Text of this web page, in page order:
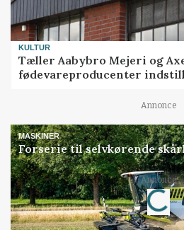
KULTUR
Tæller Aabybro Mejeri og
fødevareproducenter
Annonce
MASKINER
Forserie til selvkørende
Annonce
Loading...